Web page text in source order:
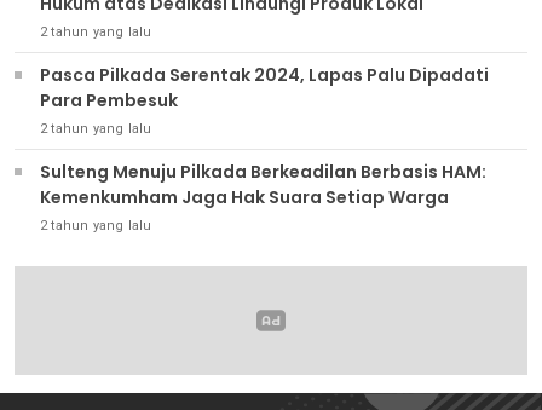
2 tahun yang lalu
Pasca Pilkada Serentak 2024, Lapas Palu Dipadati
Para Pembesuk
2 tahun yang lalu
Sulteng Menuju Pilkada Berkeadilan Berbasis HAM:
Kemenkumham Jaga Hak Suara Setiap Warga
2 tahun yang lalu